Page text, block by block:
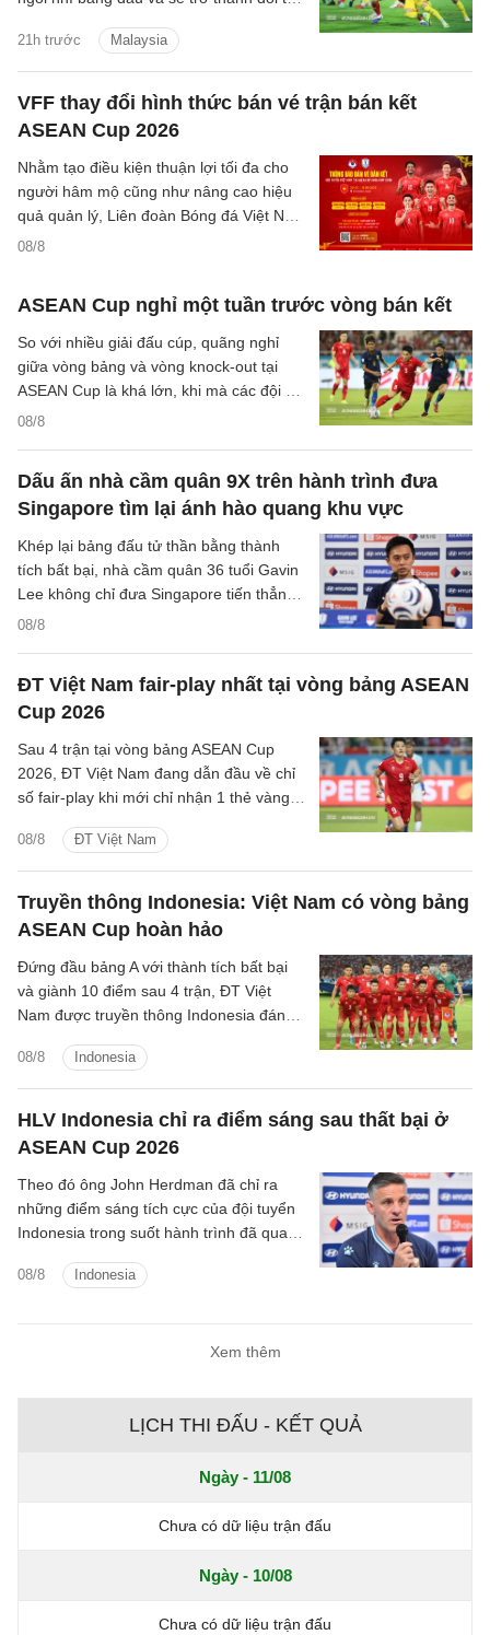
21h trước Malaysia
hành trình bảo vệ ngôi vương Đông Nam
Á.
VFF thay đổi hình thức bán vé trận bán kết
ASEAN Cup 2026
08/8
Nhằm tạo điều kiện thuận lợi tối đa cho
người hâm mộ cũng như nâng cao hiệu
quả quản lý, Liên đoàn Bóng đá Việt Nam
(VFF) đã chính thức thông báo về việc
ASEAN Cup nghỉ một tuần trước vòng bán kết
08/8
So với nhiều giải đấu cúp, quãng nghỉ
giữa vòng bảng và vòng knock-out tại
ASEAN Cup là khá lớn, khi mà các đội sẽ
có quãng nghỉ lên tới một tuần cho các
Dấu ấn nhà cầm quân 9X trên hành trình đưa
Singapore tìm lại ánh hào quang khu vực
08/8
Khép lại bảng đấu tử thần bằng thành
tích bất bại, nhà cầm quân 36 tuổi Gavin
Lee không chỉ đưa Singapore tiến thẳng
vào bán kết ASEAN Cup 2026, mà còn
nhất khu vực.
ĐT Việt Nam fair-play nhất tại vòng bảng ASEAN
Cup 2026
08/8 ĐT Việt Nam
Sau 4 trận tại vòng bảng ASEAN Cup
2026, ĐT Việt Nam đang dẫn đầu về chỉ
số fair-play khi mới chỉ nhận 1 thẻ vàng
Truyền thông Indonesia: Việt Nam có vòng bảng
ASEAN Cup hoàn hảo
08/8 Indonesia
Đứng đầu bảng A với thành tích bất bại
và giành 10 điểm sau 4 trận, ĐT Việt
Nam được truyền thông Indonesia đánh
địch.
HLV Indonesia chỉ ra điểm sáng sau thất bại ở
ASEAN Cup 2026
08/8 Indonesia
Theo đó ông John Herdman đã chỉ ra
những điểm sáng tích cực của đội tuyển
Indonesia trong suốt hành trình đã qua
Xem thêm
LỊCH THI ĐẤU - KẾT QUẢ
Ngày - 11/08
Chưa có dữ liệu trận đấu
Ngày - 10/08
Chưa có dữ liệu trận đấu